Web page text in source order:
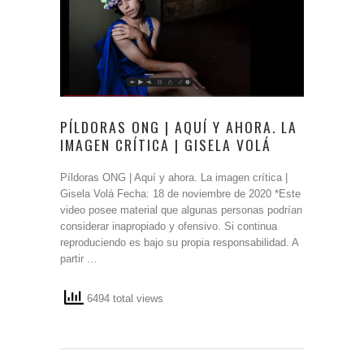
PÍLDORAS ONG | AQUÍ Y AHORA. LA
IMAGEN CRÍTICA | GISELA VOLÁ
Píldoras ONG | Aquí y ahora. La imagen crítica |
Gisela Volá Fecha: 18 de noviembre de 2020 *Este
video posee material que algunas personas podrían
considerar inapropiado y ofensivo. Si continua
reproduciendo es bajo su propia responsabilidad. A
partir …
6494 total views